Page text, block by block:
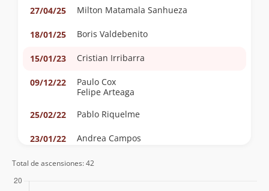
27/04/25
Milton Matamala Sanhueza
18/01/25 Boris Valdebenito
15/01/23 Cristian Irribarra
09/12/22
Paulo Cox
Felipe Arteaga
25/02/22
Pablo Riquelme
23/01/22 Andrea Campos
27/12/20
Total de ascensiones: 42